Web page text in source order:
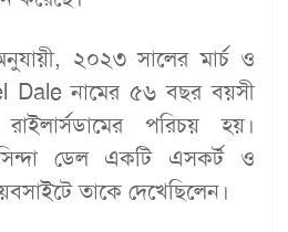
২০২৩ সালের মার্চ ও
Dale নামের ৫৬ বছর বয়সী
পরিচয় হয়।
ডেল একটি এসকর্ট ও
তাকে দেখেছিলেন।